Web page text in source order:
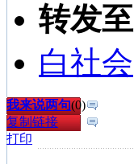
转发至
白社会
我来说两句(0)
复制链接
打印